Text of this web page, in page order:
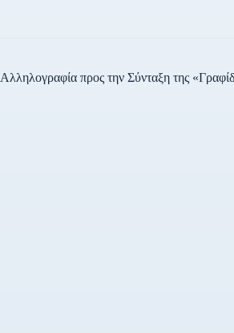
Αλληλογραφία προς την Σύνταξη της